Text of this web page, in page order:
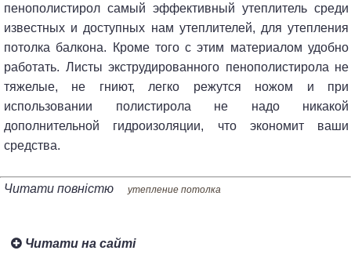
пенополистирол самый эффективный утеплитель среди
известных и доступных нам утеплителей, для утепления
потолка балкона. Кроме того с этим материалом удобно
работать. Листы экструдированного пенополистирола не
тяжелые, не гниют, легко режутся ножом и при
использовании полистирола не надо никакой
дополнительной гидроизоляции, что экономит ваши
средства.
Читати повністю утепление потолка
Читати на сайті